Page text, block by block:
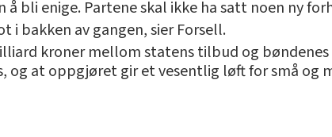
å bli enige. Partene skal ikke ha satt noen ny
i bakken av gangen, sier Forsell.
kroner mellom statens tilbud og
og at oppgjøret gir et vesentlig løft for små og